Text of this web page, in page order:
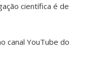
científica é de
canal YouTube do